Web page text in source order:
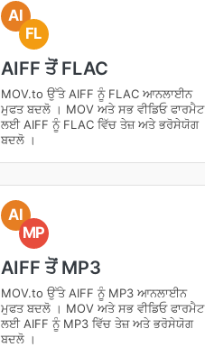
AI
FL
AIFF ਤੋਂ FLAC
MOV.to ਉੱਤੇ AIFF ਨੂੰ FLAC ਆਨਲਾਈਨ
ਮੁਫਤ ਬਦਲੋ । MOV ਅਤੇ ਸਭ ਵੀਡਿਓ ਫਾਰਮੈਟ
ਲਈ AIFF ਨੂੰ FLAC ਵਿੱਚ ਤੇਜ਼ ਅਤੇ ਭਰੋਸੇਯੋਗ
ਬਦਲੋ ।
AI
MP
AIFF ਤੋਂ MP3
MOV.to ਉੱਤੇ AIFF ਨੂੰ MP3 ਆਨਲਾਈਨ
ਮੁਫਤ ਬਦਲੋ । MOV ਅਤੇ ਸਭ ਵੀਡਿਓ ਫਾਰਮੈਟ
ਲਈ AIFF ਨੂੰ MP3 ਵਿੱਚ ਤੇਜ਼ ਅਤੇ ਭਰੋਸੇਯੋਗ
ਬਦਲੋ ।